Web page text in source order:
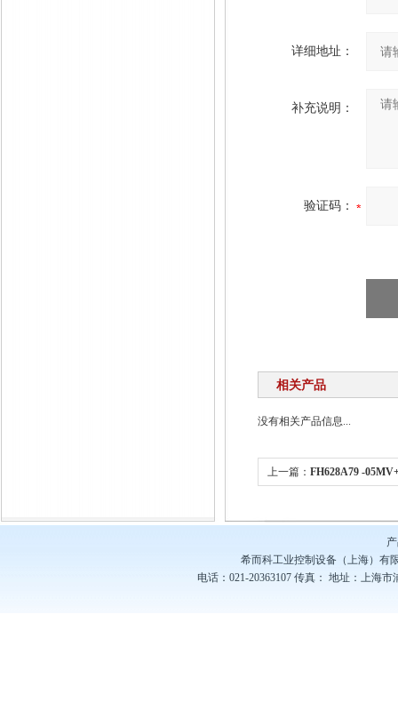
详细地址：
补充说明：
验证码：
相关产品
没有相关产品信息...
上一篇：FH628A79 -
希而科工业控制设备（上海）有
电话：021-20363107 传真： 地址：上海市